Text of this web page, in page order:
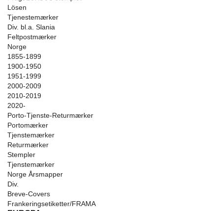
Lösen
Tjenestemærker
Div. bl.a. Slania
Feltpostmærker
Norge
1855-1899
1900-1950
1951-1999
2000-2009
2010-2019
2020-
Porto-Tjenste-Returmærker
Portomærker
Tjenstemærker
Returmærker
Stempler
Tjenstemærker
Norge Årsmapper
Div.
Breve-Covers
Frankeringsetiketter/FRAMA